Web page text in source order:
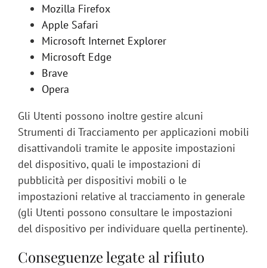
Mozilla Firefox
Apple Safari
Microsoft Internet Explorer
Microsoft Edge
Brave
Opera
Gli Utenti possono inoltre gestire alcuni
Strumenti di Tracciamento per applicazioni mobili
disattivandoli tramite le apposite impostazioni
del dispositivo, quali le impostazioni di
pubblicità per dispositivi mobili o le
impostazioni relative al tracciamento in generale
(gli Utenti possono consultare le impostazioni
del dispositivo per individuare quella pertinente).
Conseguenze legate al rifiuto